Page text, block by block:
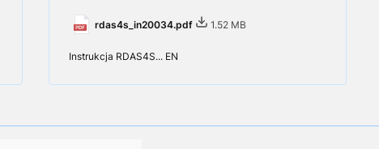
rdas4s_in20034.pdf 1.52 MB
Instrukcja RDAS4S... EN